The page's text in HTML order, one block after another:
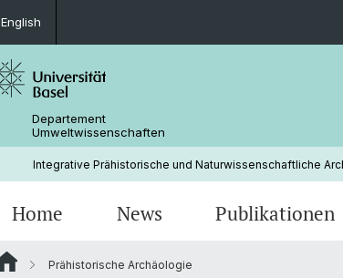
English
Departement
Umweltwissenschaften
Integrative Prähistorische und Naturwissenschaftliche
Home News Publikationen
Prähistorische Archäologie